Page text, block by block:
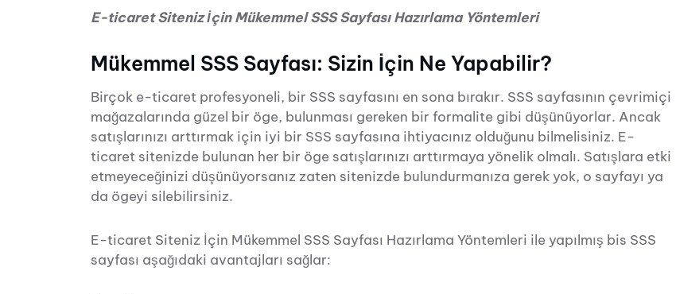
E-ticaret Siteniz İçin Mükemmel SSS Sayfası Hazırlama Yöntemleri
Mükemmel SSS Sayfası: Sizin İçin Ne Yapabilir?
Birçok e-ticaret profesyoneli, bir SSS sayfasını en sona bırakır. SSS sayfasının çevrimiçi
mağazalarında güzel bir öge, bulunması gereken bir formalite gibi düşünüyorlar. Ancak
satışlarınızı arttırmak için iyi bir SSS sayfasına ihtiyacınız olduğunu bilmelisiniz. E-
ticaret sitenizde bulunan her bir öge satışlarınızı arttırmaya yönelik olmalı. Satışlara etki
etmeyeceğinizi düşünüyorsanız zaten sitenizde bulundurmanıza gerek yok, o sayfayı ya
da ögeyi silebilirsiniz.
E-ticaret Siteniz İçin Mükemmel SSS Sayfası Hazırlama Yöntemleri ile yapılmış bis SSS
sayfası aşağıdaki avantajları sağlar: